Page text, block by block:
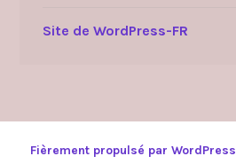
Site de WordPress-FR
Fièrement propulsé par WordPress